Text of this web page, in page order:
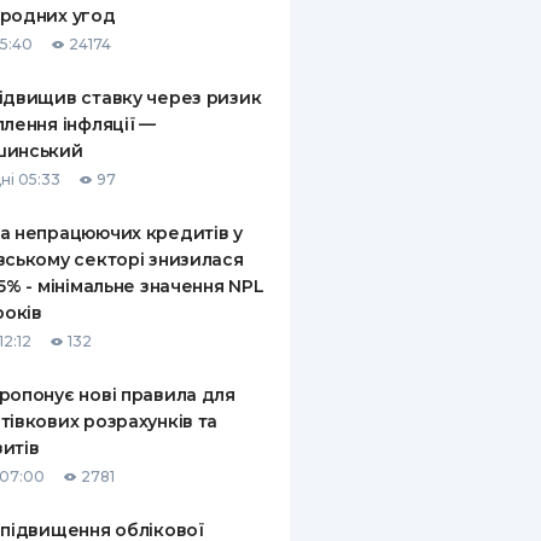
ПО
ПОЛІСИ
КОМПАНІЇ
І ОПЛАТА
угод
24174
ставку через ризик
інфляції —
05:33 97
непрацюючих кредитів у
секторі знизилася
- мінімальне значення NPL
132
нові правила для
розрахунків та
2781
облікової